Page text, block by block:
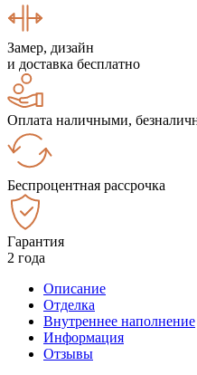
Замер, дизайн
и доставка бесплатно
Оплата наличными,
Беспроцентная рассрочка
Гарантия
2 года
Описание
Отделка
Внутреннее наполнение
Информация
Отзывы